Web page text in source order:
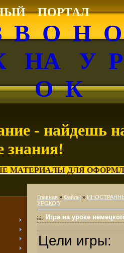
08:38
ПОРТАЛ
В О Н
НА У
О К
- найдешь
знания!
МАТЕРИАЛЫ ДЛЯ
Главная » Файлы »
УРОКОВ
Игра на уроке
Цели игры: